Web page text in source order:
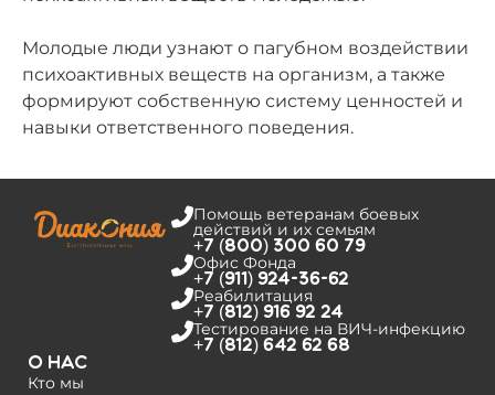
Молодые люди узнают о пагубном воздействии
психоактивных веществ на организм, а также
формируют собственную систему ценностей и
навыки ответственного поведения.
Помощь ветеранам боевых
действий и их семьям
+7 (800) 300 60 79
Офис Фонда
+7 (911) 924-36-62
Реабилитация
+7 (812) 916 92 24
Тестирование на­ ВИЧ-инфекцию
+7 (812) 642 62 68
О нас
Кто мы